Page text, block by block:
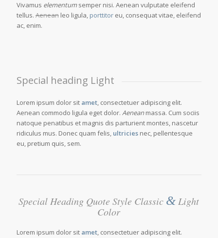
Vivamus elementumsemper nisi. Aenean vulputate eleifend
tellus.Aeneanleo ligula, porttitoreu, consequat vitae, eleifend
ac, enim.
Special heading Light
Lorem ipsum dolor sit amet, consectetuer adipiscing elit.
Aenean commodo ligula eget dolor. Aeneanmassa. Cum sociis
natoque penatibus et magnis dis parturient montes, nascetur
ridiculus mus. Donec quam felis, ultriciesnec, pellentesque
eu, pretium quis, sem.
Special Heading Quote Style Classic &Light
Color
Lorem ipsum dolor sit amet, consectetuer adipiscing elit.